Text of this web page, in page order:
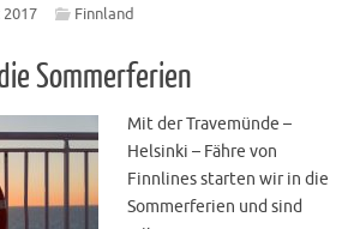
Finnland
Sommerferien
Mit der Travemünde –
Helsinki – Fähre von
Finnlines starten wir in die
Sommerferien und sind